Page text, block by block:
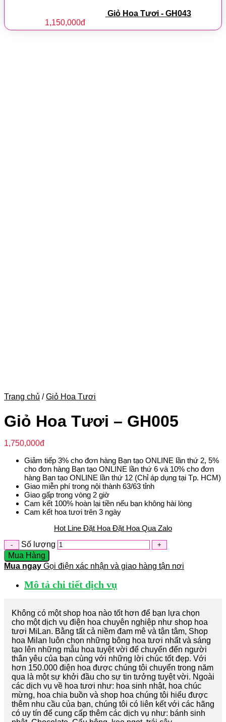
Giỏ Hoa Tươi - GH043
1,150,000đ
Trang chủ / Giỏ Hoa Tươi
Giỏ Hoa Tươi – GH005
1,750,000đ
Giảm tiếp 3% cho đơn hàng Bạn tạo ONLINE lần thứ 2, 5%
cho đơn hàng Bạn tạo ONLINE lần thứ 6 và 10% cho đơn
hàng Bạn tạo ONLINE lần thứ 12 (Chỉ áp dụng tại Tp. HCM)
Giao miễn phí trong nội thành 63/63 tỉnh
Giao gấp trong vòng 2 giờ
Cam kết 100% hoàn lại tiền nếu bạn không hài lòng
Cam kết hoa tươi trên 3 ngày
Hot Line Đặt Hoa Đặt Hoa Qua Zalo
Số lượng
Mua Hàng
Mua ngay Gọi điện xác nhận và giao hàng tận nơi
Mô tả chi tiết dịch vụ
Không có một shop hoa nào tốt hơn để bạn lựa chọn
cho một dịch vụ điện hoa chuyên nghiệp như shop hoa
tươi MiLan. Bằng tất cả niềm đam mê và tận tâm, Shop
hoa Milan luôn chọn những bông hoa tươi nhất và sáng
tạo lên những mẫu hoa tuyệt vời để chuyển đến người
thân yêu của bạn cùng với những lời chúc tốt đẹp. Với
hơn 150.000 điện hoa được chúng tôi chuyển trong năm
qua là một sự khởi đầu cho sự tin tưởng tuyệt vời. Ngoài
các dịch vụ về hoa tươi như: hoa sinh nhật, hoa chúc
mừng, hoa chia buồn và shop hoa chúng tôi hiểu được
thêm nhu cầu của bạn, chúng tôi có liên kết với các hãng
có uy tín để cung cấp thêm các dịch vụ như: bánh sinh